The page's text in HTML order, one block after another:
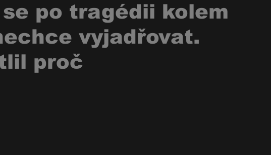
po tragédii kolem
vyjadřovat.
proč